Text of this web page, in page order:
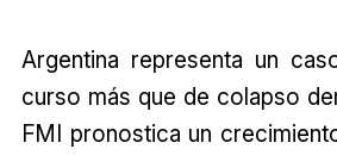
Argentina representa un
curso más que de colapso
FMI pronostica un